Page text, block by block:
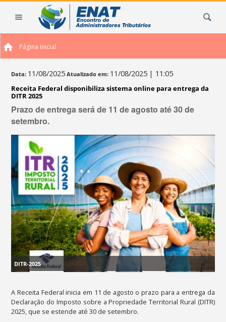
Página Inicial
Data: 11/08/2025 Atualizado em: 11/08/2025 | 11:05
Receita Federal disponibiliza sistema online para entrega da
DITR 2025
Prazo de entrega será de 11 de agosto até 30 de
setembro.
DITR-2025
A Receita Federal inicia em 11 de agosto o prazo para a entrega da
Declaração do Imposto sobre a Propriedade Territorial Rural (DITR)
2025, que se estende até 30 de setembro.